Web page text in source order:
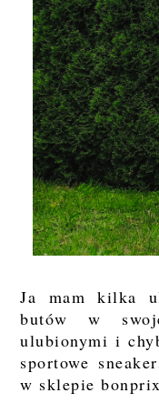
Ja mam kilka
butów w
ulubionymi i
sportowe
w sklepie